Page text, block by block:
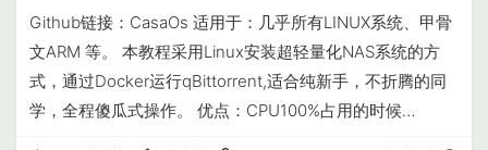
Linux一键安装
Github链接：CasaOs 适用于：几乎所有LINUX系统、甲骨
文ARM 等。 本教程采用Linux安装超轻量化NAS系统的方
式，通过Docker运行qBittorrent,适合纯新手，不折腾的同
学，全程傻瓜式操作。 优点：CPU100%占用的时候